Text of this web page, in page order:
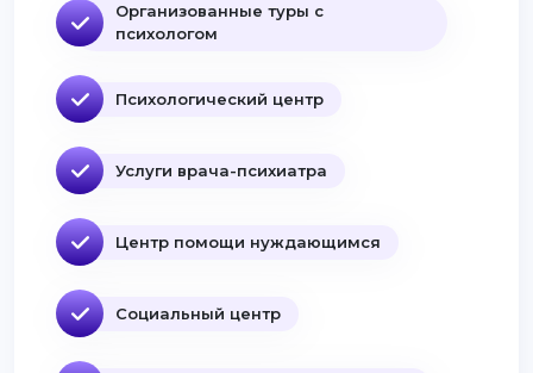
Организованные туры с
психологом
Психологический центр
Услуги врача-психиатра
Центр помощи нуждающимся
Социальный центр